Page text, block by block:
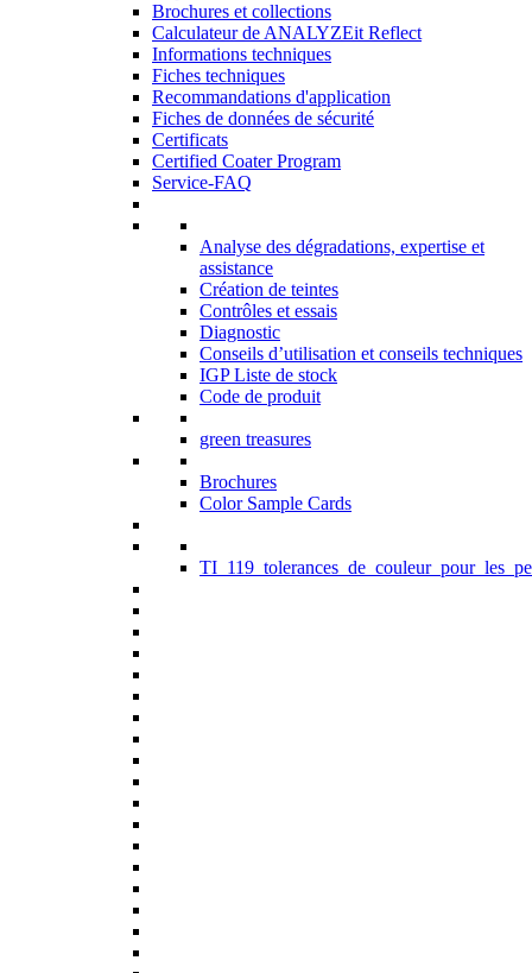
Brochures et collections
Calculateur de ANALYZEit Reflect
Informations techniques
Fiches techniques
Recommandations d'application
Fiches de données de sécurité
Certificats
Certified Coater Program
Service-FAQ
Analyse des dégradations, expertise et
assistance
Création de teintes
Contrôles et essais
Diagnostic
Conseils d’utilisation et conseils techniques
IGP Liste de stock
Code de produit
green treasures
Brochures
Color Sample Cards